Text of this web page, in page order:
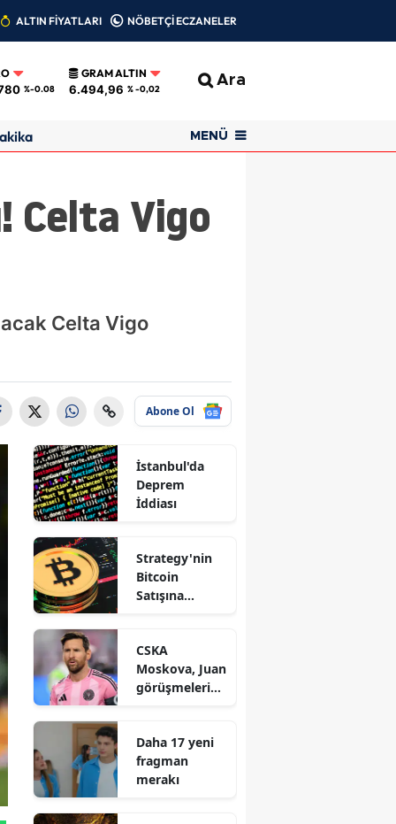
ALTIN FİYATLARI NÖBETÇİ ECZANELER
%-0.08
GRAM ALTIN
6.494,96 % -0,02 Ara
MENÜ
Celta Vigo
Celta Vigo
Abone Ol
İstanbul'da
Deprem
İddiası
Strategy'nin
Bitcoin
Satışına
CSKA
Moskova, Juan
görüşmelerind
Daha 17 yeni
fragman
merakı